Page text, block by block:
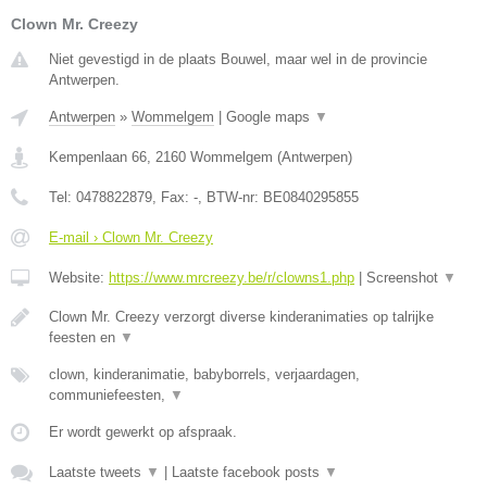
Clown Mr. Creezy
Niet gevestigd in de plaats Bouwel, maar wel in de provincie
Antwerpen.
Antwerpen » Wommelgem Google maps ▼
Kempenlaan 66, 2160 Wommelgem (Antwerpen)
Tel: 0478822879, Fax: -, BTW-nr: BE0840295855
E-mail › Clown Mr. Creezy
Website: https://www.mrcreezy.be/r/clowns1.php Screenshot ▼
Clown Mr. Creezy verzorgt diverse kinderanimaties op talrijke
feesten en ▼
clown, kinderanimatie, babyborrels, verjaardagen,
communiefeesten, ▼
Er wordt gewerkt op afspraak.
Laatste tweets ▼ Laatste facebook posts ▼